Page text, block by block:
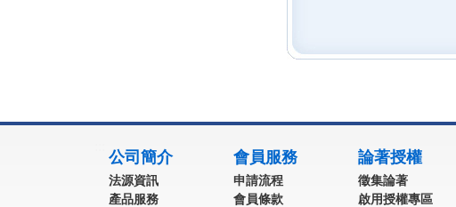
公司簡介
法源資訊
產品服務
會員服務
申請流程
會員條款
論著授權
徵集論著
啟用授權專區